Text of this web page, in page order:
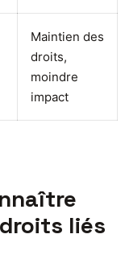
Maintien des
droits,
moindre
impact
liés